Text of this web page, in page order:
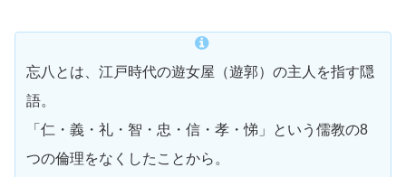
忘八とは、江戸時代の遊女屋（遊郭）の主人を指す隠
語。
「仁・義・礼・智・忠・信・孝・悌」という儒教の8
つの倫理をなくしたことから。